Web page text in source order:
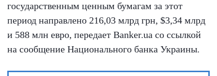
государственным ценным бумагам за этот
период направлено 216,03 млрд грн, $3,34 млрд
и 588 млн евро, передает Banker.ua со ссылкой
на сообщение Национального банка Украины.